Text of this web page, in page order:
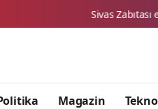
Sivas Zabıtası esnafımızın
Magazin